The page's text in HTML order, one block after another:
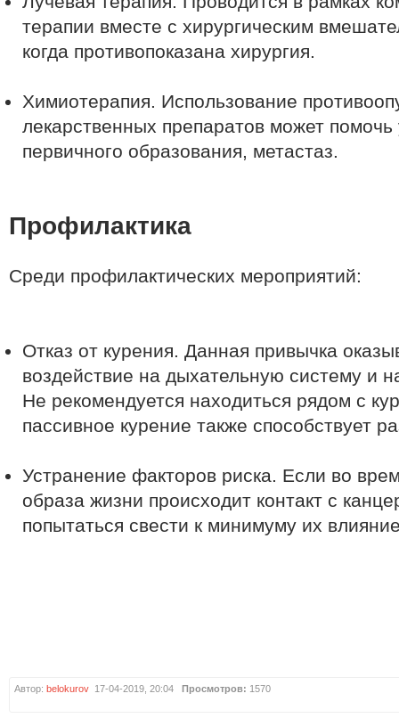
терапии вместе с хирургическим
когда противопоказана хирургия.
Химиотерапия. Использование
лекарственных препаратов может
первичного образования, метастаз.
Профилактика
Среди профилактических мероприятий:
Отказ от курения. Данная привычка
воздействие на дыхательную систему и
Не рекомендуется находиться рядом с
пассивное курение также способствует
Устранение факторов риска. Если во
образа жизни происходит контакт с
попытаться свести к минимуму их
Автор: belokurov 17-04-2019, 20:04 Просмотров: 1570